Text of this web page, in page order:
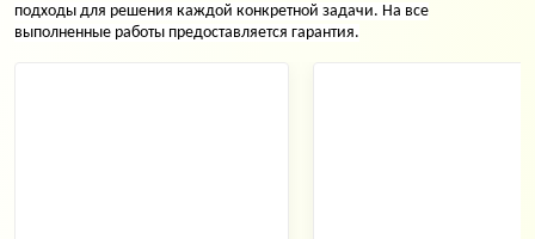
подходы для решения каждой конкретной задачи. На все
выполненные работы предоставляется гарантия.